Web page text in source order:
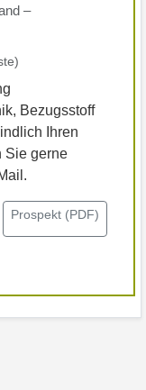
–
Bezugsstoff
Ihren
Sie gerne
Prospekt (PDF)